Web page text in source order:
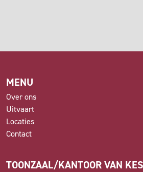
MENU
Over ons
Uitvaart
Locaties
Contact
TOONZAAL/KANTOOR VAN